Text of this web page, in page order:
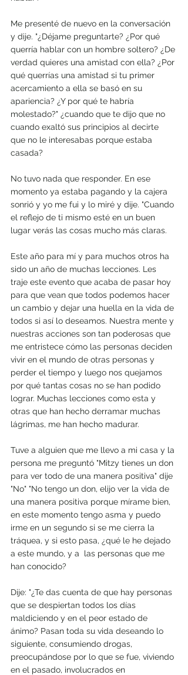
Me presenté de nuevo en la conversación
y dije. "¿Déjame preguntarte? ¿Por qué
querría hablar con un hombre soltero? ¿De
verdad quieres una amistad con ella? ¿Por
qué querrías una amistad si tu primer
acercamiento a ella se basó en su
apariencia? ¿Y por qué te habría
molestado?" ¿cuando que te dijo que no
cuando exaltó sus principios al decirte
que no le interesabas porque estaba
casada?
No tuvo nada que responder. En ese
momento ya estaba pagando y la cajera
sonrió y yo me fui y lo miré y dije. "Cuando
el reflejo de ti mismo esté en un buen
lugar verás las cosas mucho más claras.
Este año para mí y para muchos otros ha
sido un año de muchas lecciones. Les
traje este evento que acaba de pasar hoy
para que vean que todos podemos hacer
un cambio y dejar una huella en la vida de
todos si así lo deseamos. Nuestra mente y
nuestras acciones son tan poderosas que
me entristece cómo las personas deciden
vivir en el mundo de otras personas y
perder el tiempo y luego nos quejamos
por qué tantas cosas no se han podido
lograr. Muchas lecciones como esta y
otras que han hecho derramar muchas
lágrimas, me han hecho madurar.
Tuve a alguien que me llevo a mi casa y la
persona me preguntó "Mitzy tienes un don
para ver todo de una manera positiva" dije
"No" "No tengo un don, elijo ver la vida de
una manera positiva porque mírame bien,
en este momento tengo asma y puedo
irme en un segundo si se me cierra la
tráquea, y si esto pasa, ¿qué le he dejado
a este mundo, y a  las personas que me
han conocido?
Dije: "¿Te das cuenta de que hay personas
que se despiertan todos los días
maldiciendo y en el peor estado de
ánimo? Pasan toda su vida deseando lo
siguiente, consumiendo drogas,
preocupándose por lo que se fue, viviendo
en el pasado, involucrados en